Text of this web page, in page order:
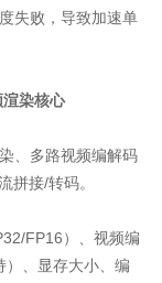
失败，导致加速单
染核心
、多路视频编解码
拼接/转码。
FP16）、视频编
）、显存大小、编